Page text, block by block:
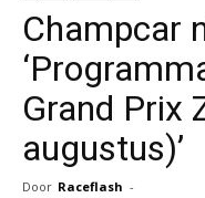
Champcar
Grand Prix
augustus)’
Door Raceflash -